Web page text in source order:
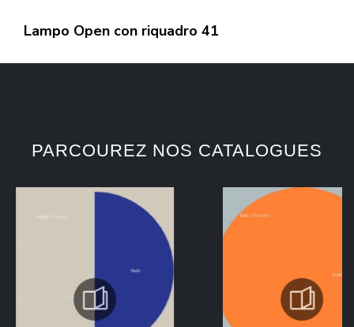
Lampo Open con riquadro 41
PARCOUREZ NOS CATALOGUES